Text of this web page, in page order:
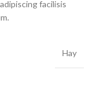
facilisis
Hay